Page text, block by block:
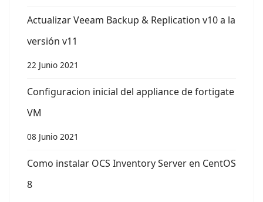
Actualizar Veeam Backup & Replication v10 a la
versión v11
22 Junio 2021
Configuracion inicial del appliance de fortigate
VM
08 Junio 2021
Como instalar OCS Inventory Server en CentOS
8